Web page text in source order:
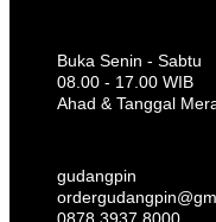
Buka Senin - Sabtu
08.00 - 17.00 WIB
Ahad & Tanggal
gudangpin